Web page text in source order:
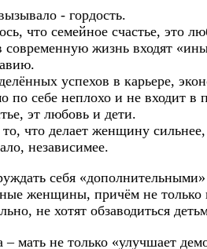
- гордость.
что семейное счастье, это
современную жизнь входят
успехов в карьере,
по себе неплохо и не входит в
эт любовь и дети.
что делает женщину
независимее.
себя
женщины, причём не только
не хотят обзаводиться
мать не только «улучшает